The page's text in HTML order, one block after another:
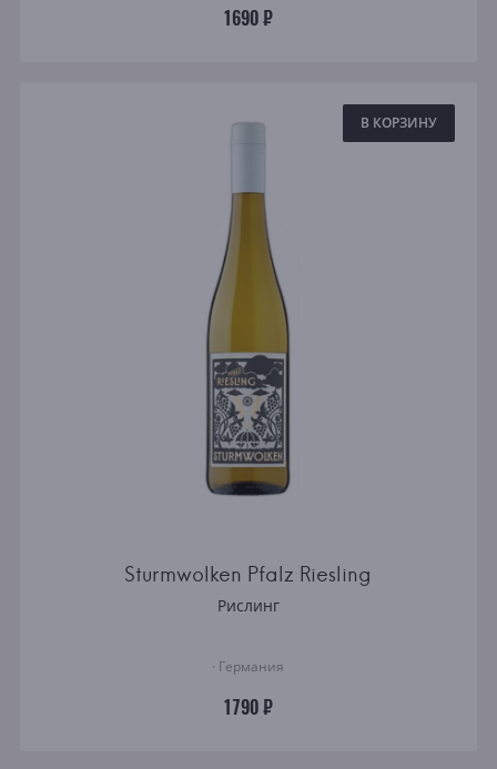
1690 ₽
В КОРЗИНУ
Sturmwolken Pfalz Riesling
Рислинг
· Германия
1790 ₽